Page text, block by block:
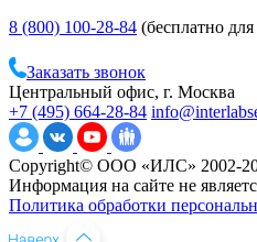
8 (800) 100-28-84 (бесплатно
Заказать звонок
Центральный офис, г. Москва
+7 (495) 664-28-84
Copyright© ООО «ИЛС» 2002-
Информация на сайте не
Политика обработки